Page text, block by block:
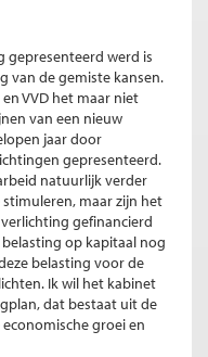
gepresenteerd werd is
van de gemiste kansen.
VVD het maar niet
van een nieuw
jaar door
gepresenteerd.
natuurlijk verder
maar zijn het
gefinancierd
op kapitaal nog
belasting voor de
Ik wil het kabinet
dat bestaat uit de
groei en